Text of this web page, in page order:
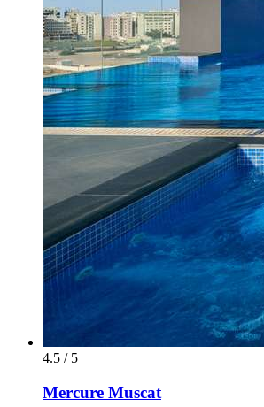
4.5 / 5
Mercure Muscat